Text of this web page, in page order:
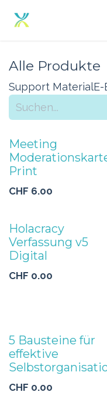
Alle Produkte
Support MaterialE-
Meeting
Print
CHF 6.00
Holacracy
Verfassung v5
Digital
CHF 0.00
5 Bausteine für
effektive
CHF 0.00